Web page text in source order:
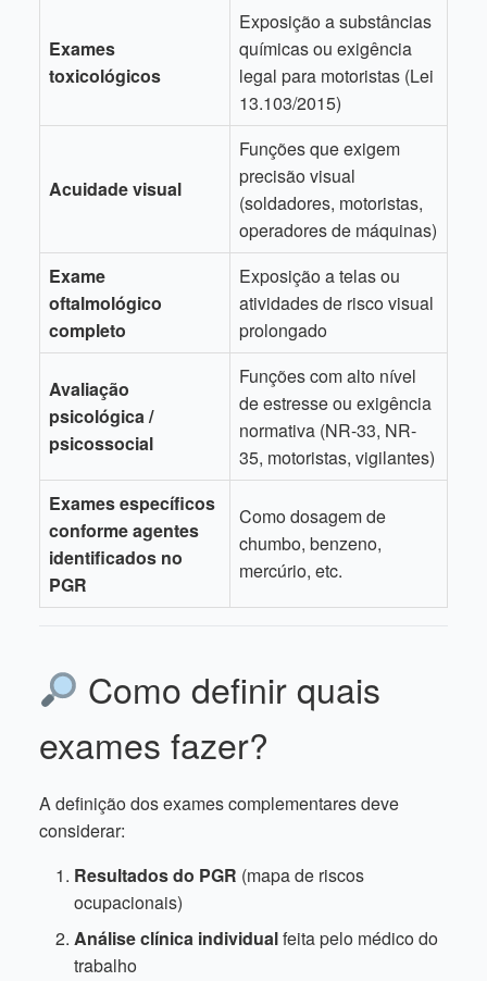
Exames
toxicológicos
Exposição a substâncias
químicas ou exigência
legal para motoristas (Lei
13.103/2015)
Acuidade visual
Funções que exigem
precisão visual
(soldadores, motoristas,
operadores de máquinas)
Exame
oftalmológico
completo
Exposição a telas ou
atividades de risco visual
prolongado
Avaliação
psicológica /
psicossocial
Funções com alto nível
de estresse ou exigência
normativa (NR-33, NR-
35, motoristas, vigilantes)
Exames específicos
conforme agentes
identificados no
PGR
Como dosagem de
chumbo, benzeno,
mercúrio, etc.
Como definir quais
exames fazer?
A definição dos exames complementares deve
considerar:
Resultados do PGR (mapa de riscos
ocupacionais)
Análise clínica individualfeita pelo médico do
trabalho